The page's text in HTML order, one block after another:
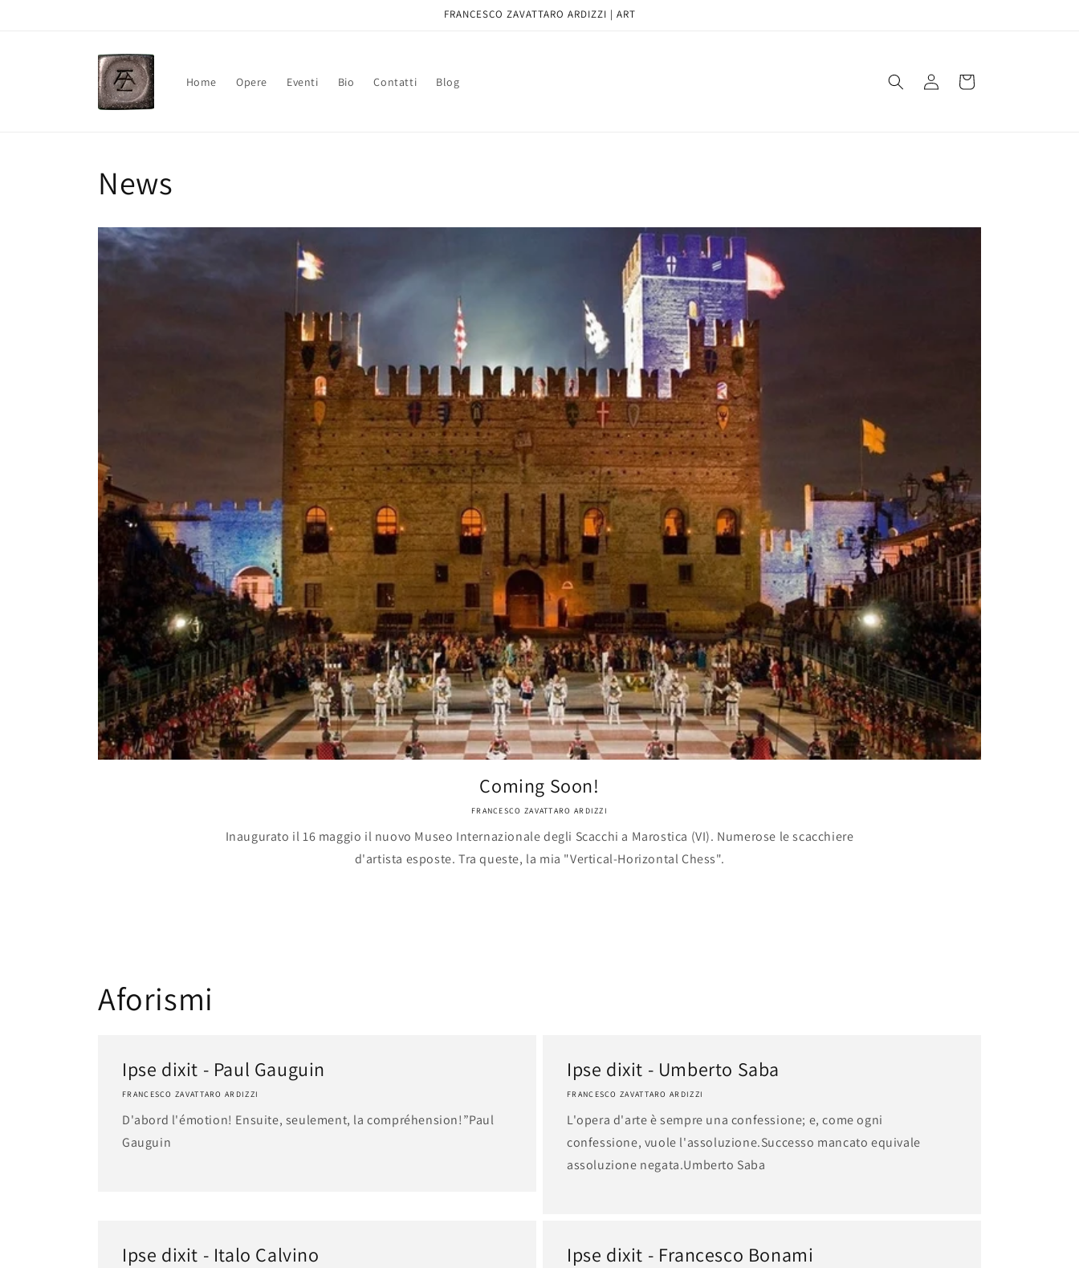
FRANCESCO ZAVATTARO ARDIZZI | ART
Home Opere Eventi Bio Contatti Blog Accedi Carrello
News
Coming Soon!
FRANCESCO ZAVATTARO ARDIZZI
Inaugurato il 16 maggio il nuovo Museo Internazionale degli Scacchi a Marostica (VI). Numerose le scacchiere
d'artista esposte. Tra queste, la mia "Vertical-Horizontal Chess".
Aforismi
Ipse dixit - Paul Gauguin
FRANCESCO ZAVATTARO ARDIZZI
D'abord l'émotion! Ensuite, seulement, la compréhension!”Paul
Gauguin
Ipse dixit - Umberto Saba
FRANCESCO ZAVATTARO ARDIZZI
L'opera d'arte è sempre una confessione; e, come ogni
confessione, vuole l'assoluzione.​Successo mancato equivale
assoluzione negata.Umberto Saba
Ipse dixit - Italo Calvino Ipse dixit - Francesco Bonami